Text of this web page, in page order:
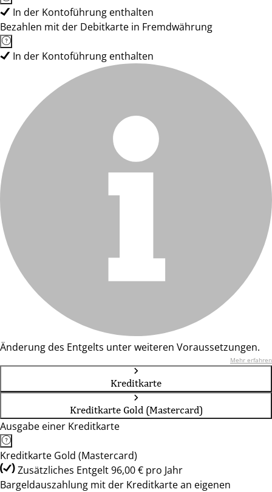
In der Kontoführung enthalten
Bezahlen mit der Debitkarte in Fremdwährung
In der Kontoführung enthalten
Änderung des Entgelts unter weiteren Voraussetzungen.
Mehr erfahren
Kreditkarte
Kreditkarte Gold (Mastercard)
Ausgabe einer Kreditkarte
Kreditkarte Gold (Mastercard)
Zusätzliches Entgelt 96,00 € pro Jahr
Bargeldauszahlung mit der Kreditkarte an eigenen